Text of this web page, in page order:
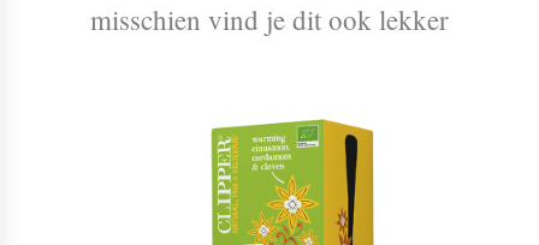
misschien vind je dit ook lekker